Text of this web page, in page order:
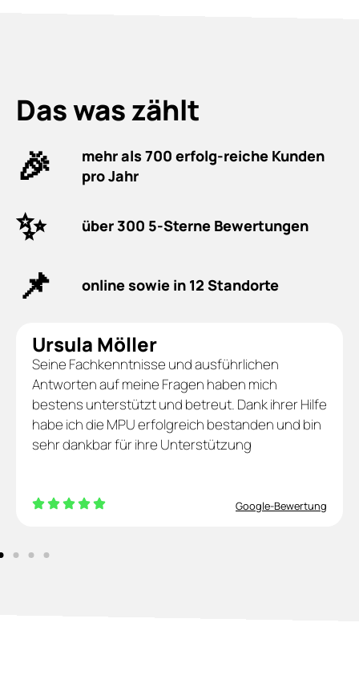
Ursula Möller
Seine Fachkenntnisse und ausführlichen
Antworten auf meine Fragen haben mich
bestens unterstützt und betreut. Dank ihrer Hilfe
habe ich die MPU erfolgreich bestanden und bin
sehr dankbar für ihre Unterstützung
Google-Bewertung
Das was zählt
🎉
mehr als 700 erfolg-reiche Kunden
pro Jahr
✨ über 300 5-Sterne Bewertungen
📌 online sowie in 12 Standorte